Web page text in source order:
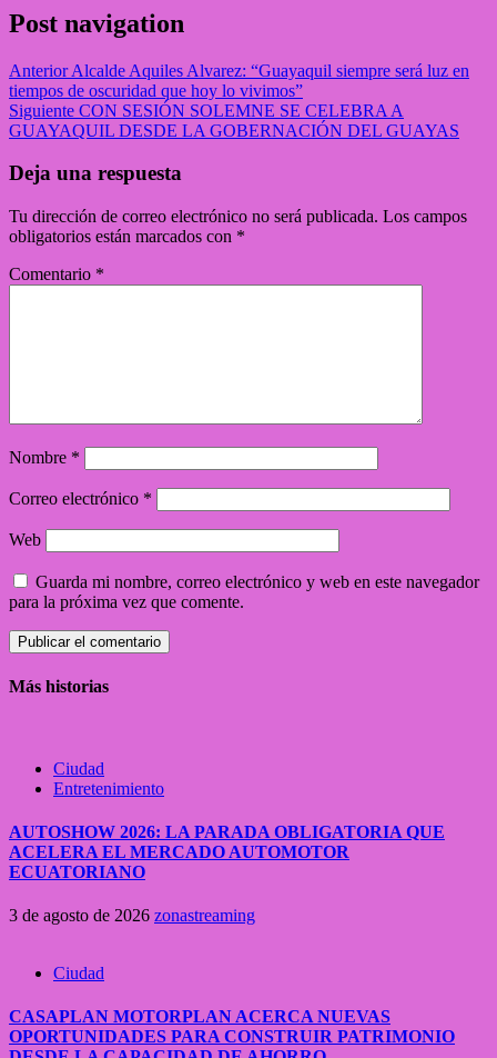
Post navigation
AnteriorAlcalde Aquiles Alvarez: “Guayaquil siempre será luz en
tiempos de oscuridad que hoy lo vivimos”
Siguiente CON SESIÓN SOLEMNE SE CELEBRA A
GUAYAQUIL DESDE LA GOBERNACIÓN DEL GUAYAS
Deja una respuesta
Tu dirección de correo electrónico no será publicada. Los campos
obligatorios están marcados con *
Comentario *
Nombre *
Correo electrónico *
Web
Guarda mi nombre, correo electrónico y web en este navegador
para la próxima vez que comente.
Más historias
Ciudad
Entretenimiento
AUTOSHOW 2026: LA PARADA OBLIGATORIA QUE
ACELERA EL MERCADO AUTOMOTOR
ECUATORIANO
3 de agosto de 2026 zonastreaming
Ciudad
CASAPLAN MOTORPLAN ACERCA NUEVAS
OPORTUNIDADES PARA CONSTRUIR PATRIMONIO